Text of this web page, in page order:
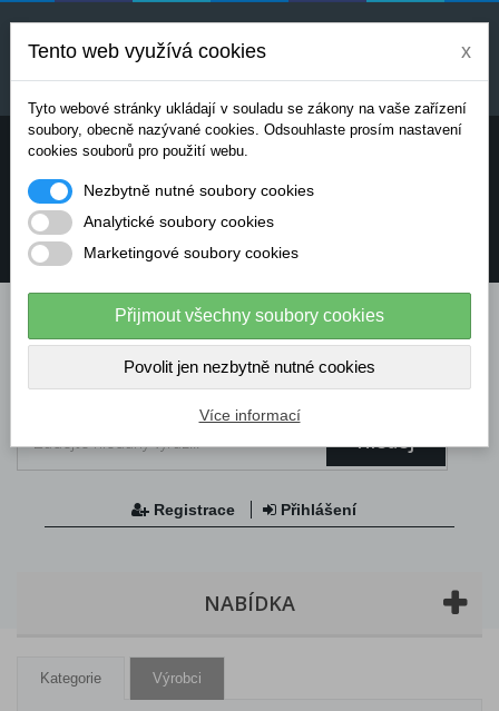
Uvedené ceny jsou orientační a mohou se měnit v
závislosti na aktuálních cenách výrobců a
dodavatelů. Pro přesnou cenovou nabídku prosím
Potřebujete poradit? Chcete objednávat telefonicky:
info@dataflex-security.com
Hledej
Registrace Přihlášení
NABÍDKA
Kategorie Výrobci
Tento web využívá cookies x
Tyto webové stránky ukládají v souladu se zákony na vaše zařízení
soubory, obecně nazývané cookies. Odsouhlaste prosím nastavení
cookies souborů pro použití webu.
Nezbytně nutné soubory cookies
Analytické soubory cookies
Marketingové soubory cookies
Přijmout všechny soubory cookies
Povolit jen nezbytně nutné cookies
Více informací